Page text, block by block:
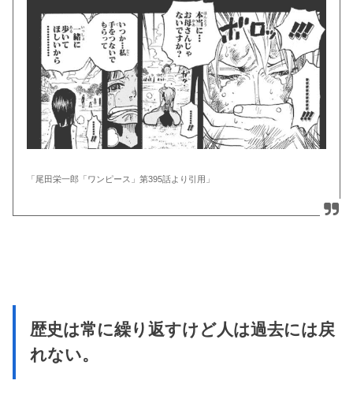
「尾田栄一郎「ワンピース」第395話より引用」
歴史は常に繰り返すけど人は過去には戻
れない。